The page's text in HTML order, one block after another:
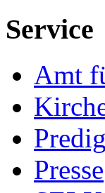
Service
Amt
Presse